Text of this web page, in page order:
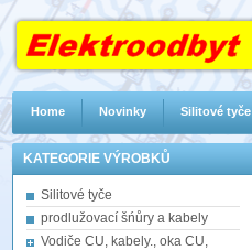
KATEGORIE VÝROBKŮ
Silitové tyče
prodlužovací šńůry a kabely
Vodiče CU, kabely., oka CU,
Home Novinky Silitové tyče